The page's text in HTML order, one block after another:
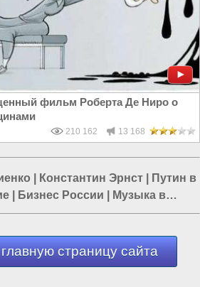
фильм Роберта Де Ниро о
210 162 13 168
Константин Эрнст
Путин в
Бизнес России
Музыка в
страницу сайта